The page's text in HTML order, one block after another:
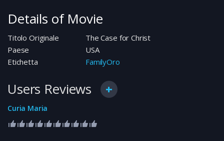
Details of Movie
Titolo Originale
The Case for Christ
Paese
USA
Etichetta
FamilyOro
Users Reviews
Curia Maria